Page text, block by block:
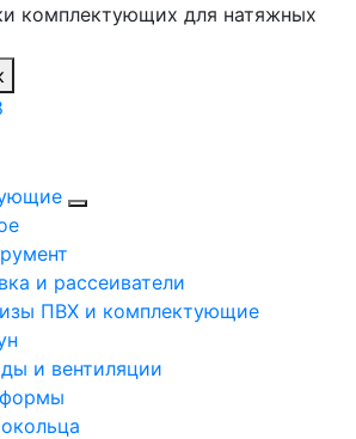
комплектующих для натяжных
и рассеиватели
ПВХ и комплектующие
и вентиляции